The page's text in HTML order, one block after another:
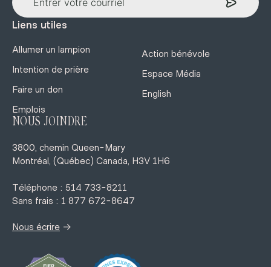
Liens utiles
Allumer un lampion
Intention de prière
Faire un don
Emplois
Action bénévole
Espace Média
English
NOUS JOINDRE
3800, chemin Queen-Mary
Montréal, (Québec) Canada, H3V 1H6
Téléphone : 514 733-8211
Sans frais : 1 877 672-8647
Nous écrire →